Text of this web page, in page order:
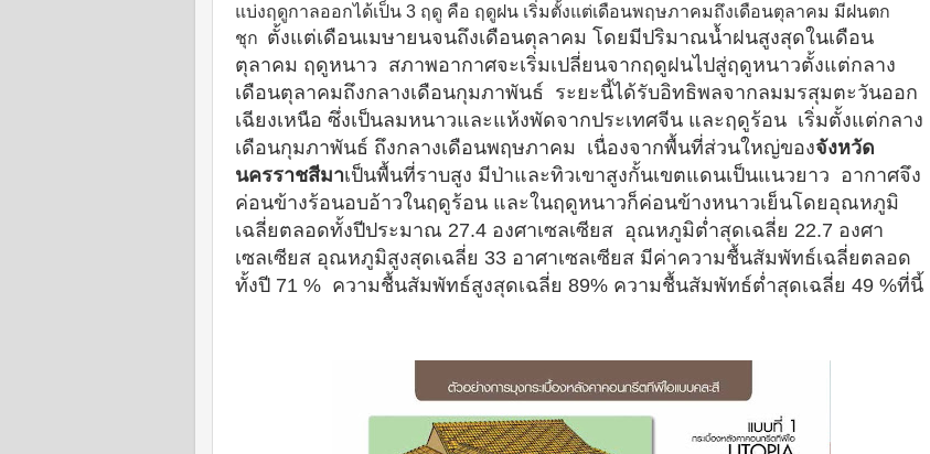
แบ่งฤดูกาลออกได้เป็น 3 ฤดู คือ ฤดูฝน เริ่มตั้งแต่เดือนพฤษภาคมถึงเดือนตุลาคม มีฝนตก
ชุก ตั้งแต่เดือนเมษายนจนถึงเดือนตุลาคม โดยมีปริมาณน้ำฝนสูงสุดในเดือน
ตุลาคม ฤดูหนาว สภาพอากาศจะเริ่มเปลี่ยนจากฤดูฝนไปสู่ฤดูหนาวตั้งแต่กลาง
เดือนตุลาคมถึงกลางเดือนกุมภาพันธ์ ระยะนี้ได้รับอิทธิพลจากลมมรสุมตะวันออก
เฉียงเหนือ ซึ่งเป็นลมหนาวและแห้งพัดจากประเทศจีน และฤดูร้อน เริ่มตั้งแต่กลาง
เดือนกุมภาพันธ์ ถึงกลางเดือนพฤษภาคม เนื่องจากพื้นที่ส่วนใหญ่ของจังหวัด
นครราชสีมาเป็นพื้นที่ราบสูง มีป่าและทิวเขาสูงกั้นเขตแดนเป็นแนวยาว อากาศจึง
ค่อนข้างร้อนอบอ้าวในฤดูร้อน และในฤดูหนาวก็ค่อนข้างหนาวเย็นโดยอุณหภูมิ
เฉลี่ยตลอดทั้งปีประมาณ 27.4 องศาเซลเซียส อุณหภูมิต่ำสุดเฉลี่ย 22.7 องศา
เซลเซียส อุณหภูมิสูงสุดเฉลี่ย 33 อาศาเซลเซียส มีค่าความชื้นสัมพัทธ์เฉลี่ยตลอด
ทั้งปี 71 % ความชื้นสัมพัทธ์สูงสุดเฉลี่ย 89% ความชื้นสัมพัทธ์ต่ำสุดเฉลี่ย 49 %ที่นี้